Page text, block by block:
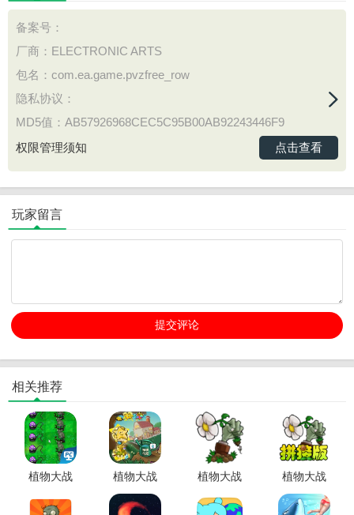
备案号：
厂商：ELECTRONIC ARTS
包名：com.ea.game.pvzfree_row
隐私协议：
MD5值：AB57926968CEC5C95B00AB92243446F9
权限管理须知
点击查看
玩家留言
相关推荐
植物大战
版手机版
植物大战
僵尸杨桃
版
植物大战
植物大战
僵尸拼接
版无限阳